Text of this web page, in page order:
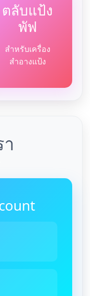
ตลับแป้ง
พัฟ
สำหรับเครื่อง
สำอางแป้ง